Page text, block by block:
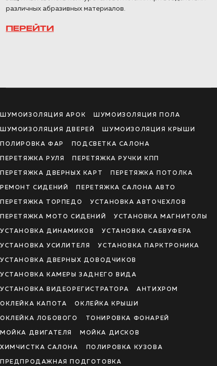
различных абразивных материалов.
ПЕРЕЙТИ
ШУМОИЗОЛЯЦИЯ АРОК ШУМОИЗОЛЯЦИЯ ПОЛА
ШУМОИЗОЛЯЦИЯ ДВЕРЕЙ ШУМОИЗОЛЯЦИЯ КРЫШИ
ПОЛИРОВКА ФАР ПОДСВЕТКА САЛОНА
ПЕРЕТЯЖКА РУЛЯ ПЕРЕТЯЖКА РУЧКИ КПП
ПЕРЕТЯЖКА ДВЕРНЫХ КАРТ ПЕРЕТЯЖКА ПОТОЛКА
РЕМОНТ СИДЕНИЙ ПЕРЕТЯЖКА САЛОНА АВТО
ПЕРЕТЯЖКА ТОРПЕДО УСТАНОВКА АВТОЧЕХЛОВ
ПЕРЕТЯЖКА МОТО СИДЕНИЙ УСТАНОВКА МАГНИТОЛЫ
УСТАНОВКА ДИНАМИКОВ УСТАНОВКА САБВУФЕРА
УСТАНОВКА УСИЛИТЕЛЯ УСТАНОВКА ПАРКТРОНИКА
УСТАНОВКА ДВЕРНЫХ ДОВОДЧИКОВ
УСТАНОВКА КАМЕРЫ ЗАДНЕГО ВИДА
УСТАНОВКА ВИДЕОРЕГИСТРАТОРА АНТИХРОМ
ОКЛЕЙКА КАПОТА ОКЛЕЙКА КРЫШИ
ОКЛЕЙКА ЛОБОВОГО ТОНИРОВКА ФОНАРЕЙ
МОЙКА ДВИГАТЕЛЯ МОЙКА ДИСКОВ
ХИМЧИСТКА САЛОНА ПОЛИРОВКА КУЗОВА
ПРЕДПРОДАЖНАЯ ПОДГОТОВКА